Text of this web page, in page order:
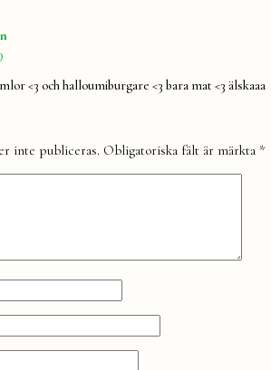
<3 och halloumiburgare <3 bara mat <3 älskaaa
inte publiceras. Obligatoriska fält är märkta *